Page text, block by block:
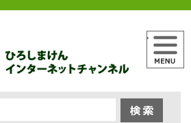
メニュー